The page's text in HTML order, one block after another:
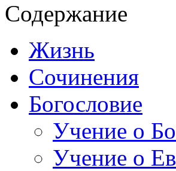
Содержание
Жизнь
Сочинения
Богословие
Учение о
Учение о